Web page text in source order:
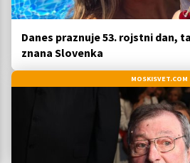
Danes praznuje 53. rojstni dan,
znana Slovenka
MOSKISVET.COM